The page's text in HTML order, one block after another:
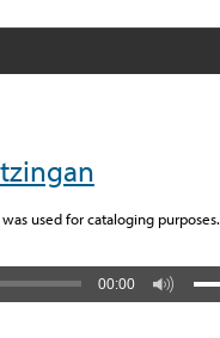
used for cataloging purposes.
00:00